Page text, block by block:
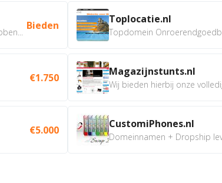
Bieden
€1.750
€5.000
Toplocatie.nl
Topdomein
Magazijnstunts.nl
Wij bieden hierbij onze
CustomiPhones.nl
Domeinnamen + Dropship